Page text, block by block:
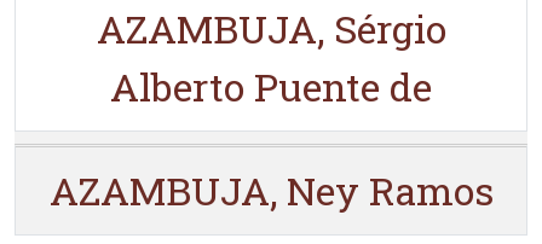
AZAMBUJA, Sérgio
Alberto Puente de
AZAMBUJA, Ney Ramos